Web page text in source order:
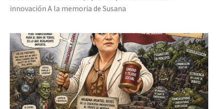
innovación A la memoria de Susana